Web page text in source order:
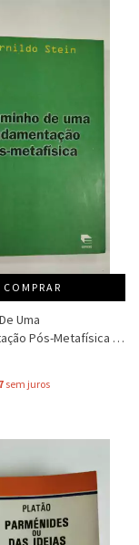
COMPRAR
Uma
Pós-Metafísica -
sem juros